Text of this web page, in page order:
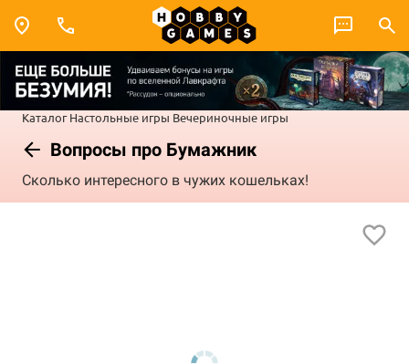
Каталог Настольные игры Вечериночные игры
Вопросы про Бумажник
Сколько интересного в чужих кошельках!